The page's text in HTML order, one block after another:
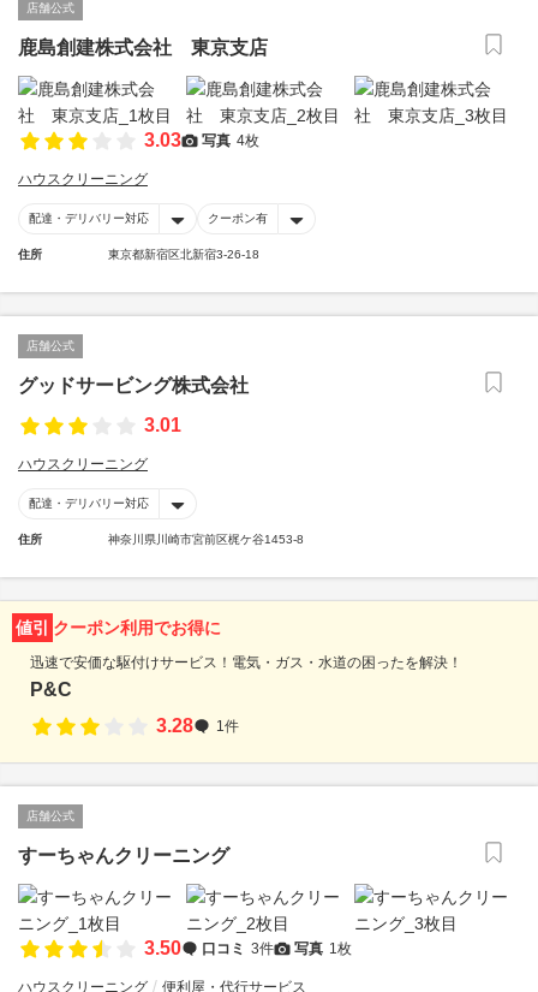
店舗公式
鹿島創建株式会社 東京支店
3.03 写真 4枚
ハウスクリーニング
配達・デリバリー対応 クーポン有
住所 東京都新宿区北新宿3-26-18
店舗公式
グッドサービング株式会社
3.01
ハウスクリーニング
配達・デリバリー対応
住所 神奈川県川崎市宮前区梶ケ谷1453-8
値引 クーポン利用でお得に
迅速で安価な駆付けサービス！電気・ガス・水道の困ったを解決！
P&C
3.28
1件
店舗公式
すーちゃんクリーニング
3.50 口コミ 3件 写真 1枚
ハウスクリーニング 便利屋・代行サービス